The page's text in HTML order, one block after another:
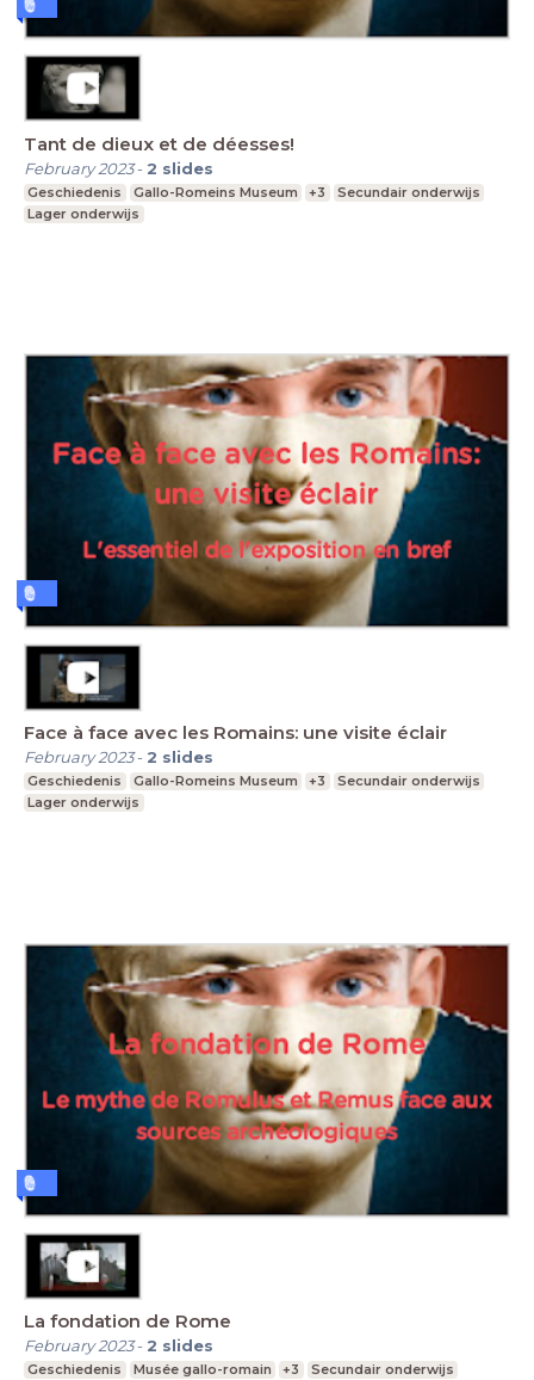
Tant de dieux et de déesses!
February 2023- 2 slides
Geschiedenis Gallo-Romeins Museum +3
Secundair onderwijs
Lager onderwijs
Face à face avec les Romains: une visite éclair
February 2023- 2 slides
Geschiedenis Gallo-Romeins Museum +3
Secundair onderwijs
Lager onderwijs
La fondation de Rome
February 2023- 2 slides
Geschiedenis Musée gallo-romain +3
Secundair onderwijs